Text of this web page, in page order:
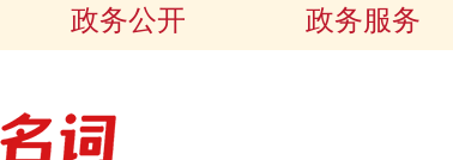
政务公开 政务服务